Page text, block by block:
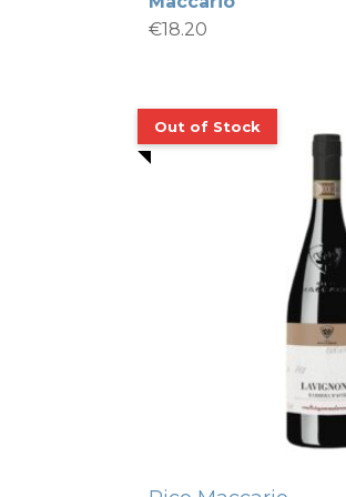
€18.20